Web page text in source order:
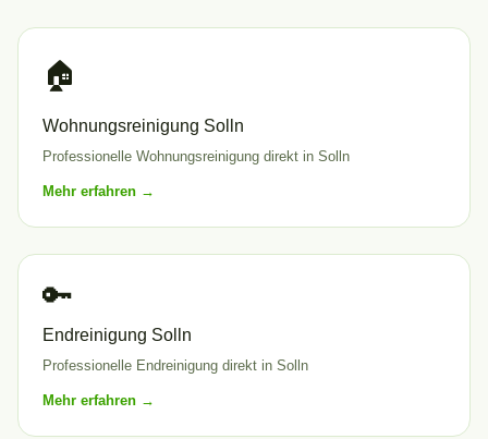
🏠
Wohnungsreinigung Solln
Professionelle Wohnungsreinigung direkt in Solln
Mehr erfahren →
🔑
Endreinigung Solln
Professionelle Endreinigung direkt in Solln
Mehr erfahren →